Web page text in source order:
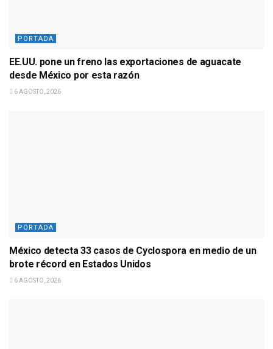
PORTADA
EE.UU. pone un freno las exportaciones de aguacate
desde México por esta razón
6 AGOSTO, 2026
PORTADA
México detecta 33 casos de Cyclospora en medio de un
brote récord en Estados Unidos
6 AGOSTO, 2026